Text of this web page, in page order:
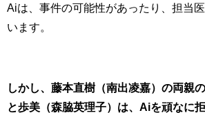
Aiは、事件の可能性があったり、担当
います。
しかし、藤本直樹（南出凌嘉）の両親
と歩美（森脇英理子）は、Aiを頑なに拒